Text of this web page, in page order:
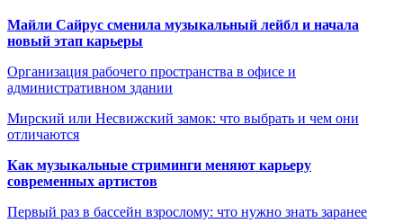
Майли Сайрус сменила музыкальный лейбл и начала
новый этап карьеры
Организация рабочего пространства в офисе и
административном здании
Мирский или Несвижский замок: что выбрать и чем они
отличаются
Как музыкальные стриминги меняют карьеру
современных артистов
Первый раз в бассейн взрослому: что нужно знать заранее